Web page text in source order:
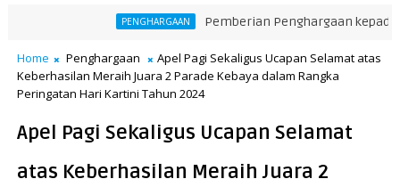
PENGHARGAAN Pemberian Penghargaan kepada Unit
Home Penghargaan
Apel Pagi Sekaligus Ucapan Selamat atas
Keberhasilan Meraih Juara 2 Parade Kebaya dalam Rangka
Peringatan Hari Kartini Tahun 2024
Apel Pagi Sekaligus Ucapan Selamat
atas Keberhasilan Meraih Juara 2